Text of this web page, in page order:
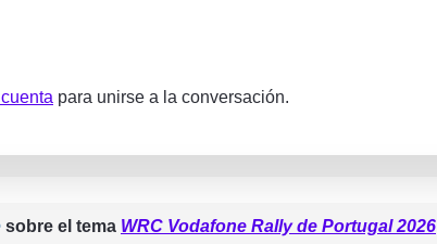
para unirse a la conversación.
sobre el tema WRC Vodafone Rally de Portugal 2026